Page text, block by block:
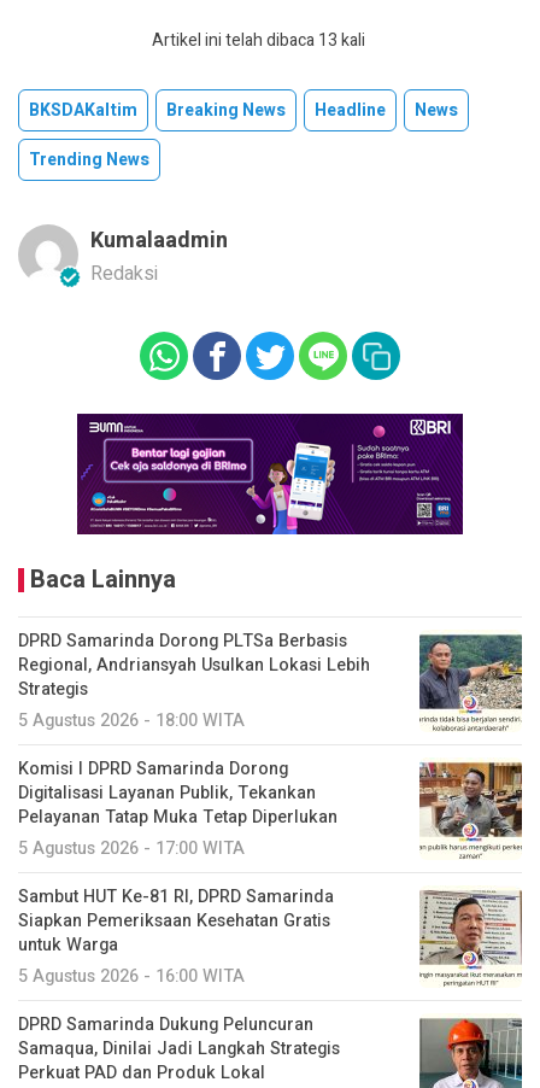
Artikel ini telah dibaca 13 kali
BKSDAKaltim Breaking News Headline
News
Trending News
Kumalaadmin
Redaksi
Baca Lainnya
DPRD Samarinda Dorong PLTSa Berbasis
Regional, Andriansyah Usulkan Lokasi Lebih
Strategis
5 Agustus 2026 - 18:00 WITA
Komisi I DPRD Samarinda Dorong
Digitalisasi Layanan Publik, Tekankan
Pelayanan Tatap Muka Tetap Diperlukan
5 Agustus 2026 - 17:00 WITA
Sambut HUT Ke-81 RI, DPRD Samarinda
Siapkan Pemeriksaan Kesehatan Gratis
untuk Warga
5 Agustus 2026 - 16:00 WITA
DPRD Samarinda Dukung Peluncuran
Samaqua, Dinilai Jadi Langkah Strategis
Perkuat PAD dan Produk Lokal